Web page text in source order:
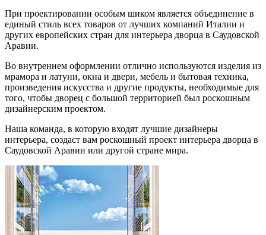
При проектировании особым шиком является объединение в
единый стиль всех товаров от лучших компаний Италии и
других европейских стран для интерьера дворца в Саудовской
Аравии.
Во внутреннем оформлении отлично используются изделия из
мрамора и латуни, окна и двери, мебель и бытовая техника,
произведения искусства и другие продукты, необходимые для
того, чтобы дворец с большой территорией был роскошным
дизайнерским проектом.
Наша команда, в которую входят лучшие дизайнеры
интерьера, создаст вам роскошный проект интерьера дворца в
Саудовской Аравии или другой стране мира.